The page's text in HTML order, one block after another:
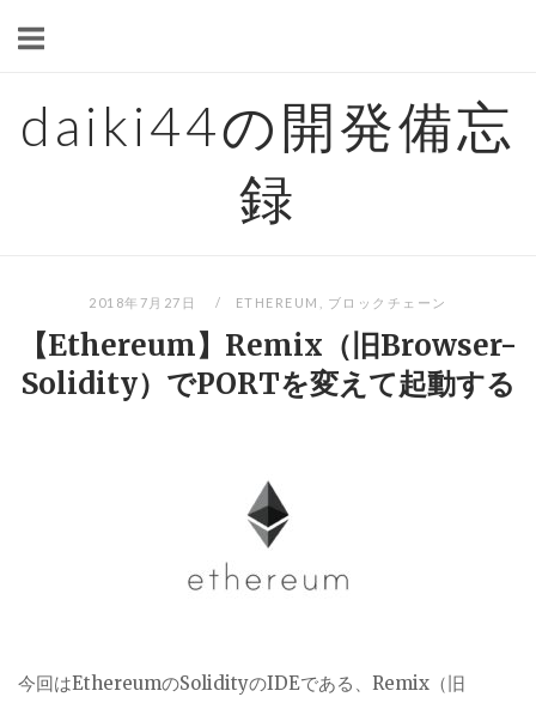
daiki44の開発備忘
録
2018年7月27日 ETHEREUM ブロックチェーン
【Ethereum】Remix（旧Browser-
Solidity）でPORTを変えて起動する
今回はEthereumのSolidityのIDEである、Remix（旧